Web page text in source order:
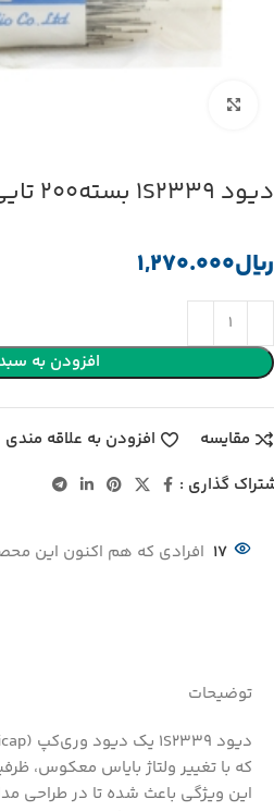
دیود 1S2339 بسته200 تایی
﷼
افزودن به
مقایسه
افزودن به علاقه مندی
گذاری :
17 افرادی که هم اکنون این
توضیحات
که با تغییر ولتاژ بایاس معکوس،
این ویژگی باعث شده تا در طراحی